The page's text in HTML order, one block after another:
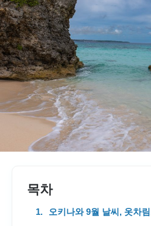
목차
오키나와 9월 날씨, 옷차림, 준비물,